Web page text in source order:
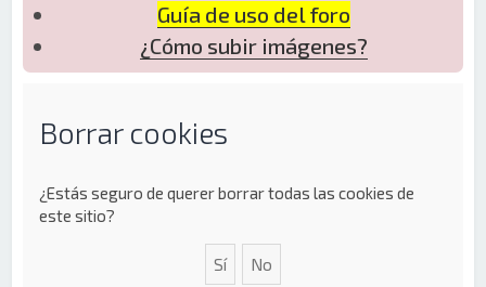
Guía de uso del foro
¿Cómo subir imágenes?
Borrar cookies
¿Estás seguro de querer borrar todas las cookies de
este sitio?